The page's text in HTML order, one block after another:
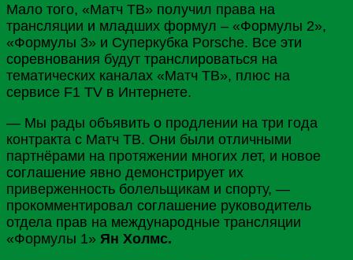
Мало того, «Матч ТВ» получил права на
трансляции и младших формул – «Формулы 2»,
«Формулы 3» и Суперкубка Porsche. Все эти
соревнования будут транслироваться на
тематических каналах «Матч ТВ», плюс на
сервисе F1 TV в Интернете.
— Мы рады объявить о продлении на три года
контракта с Матч ТВ. Они были отличными
партнёрами на протяжении многих лет, и новое
соглашение явно демонстрирует их
приверженность болельщикам и спорту, —
прокомментировал соглашение руководитель
отдела прав на международные трансляции
«Формулы 1» Ян Холмс.